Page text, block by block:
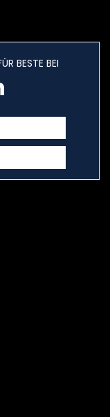
BESTE BEI